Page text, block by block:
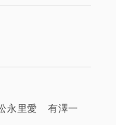
永里愛 有澤一